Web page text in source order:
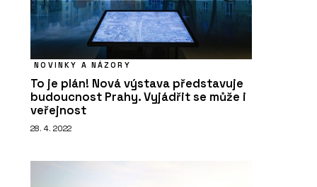
NOVINKY A NÁZORY
To je plán! Nová výstava představuje
budoucnost Prahy. Vyjádřit se může i
veřejnost
28. 4. 2022